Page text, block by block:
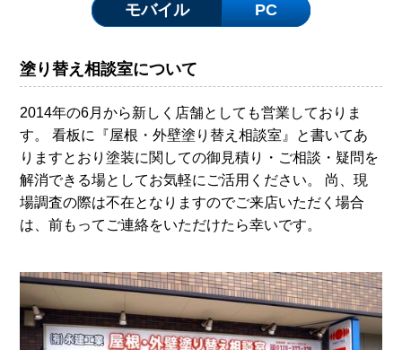
モバイル PC
塗り替え相談室について
2014年の6月から新しく店舗としても営業しておりま
す。 看板に『屋根・外壁塗り替え相談室』と書いてあ
りますとおり塗装に関しての御見積り・ご相談・疑問を
解消できる場としてお気軽にご活用ください。 尚、現
場調査の際は不在となりますのでご来店いただく場合
は、前もってご連絡をいただけたら幸いです。